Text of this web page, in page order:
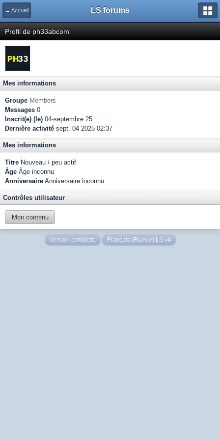
← Accueil LS forums
Profil de ph33abcom
Mes informations
Groupe Members
Messages 0
Inscrit(e) (le) 04-septembre 25
Dernière activité sept. 04 2025 02:37
Mes informations
Titre Nouveau / peu actif
Âge Âge inconnu
Anniversaire Anniversaire inconnu
Contrôles utilisateur
Mon contenu
Version complète Français (France) LS v4